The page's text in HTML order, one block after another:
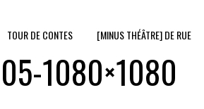
TOUR DE CONTES [MINUS THÉÂTRE] DE RUE
1080×1080